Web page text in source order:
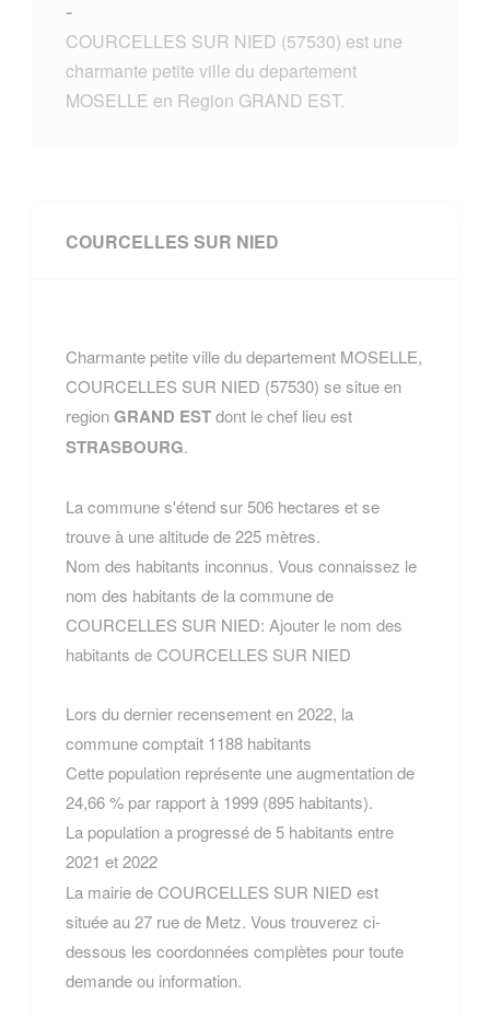
-
COURCELLES SUR NIED (57530) est une
charmante petite ville du departement
MOSELLE en Region GRAND EST.
COURCELLES SUR NIED
Charmante petite ville du departement MOSELLE,
COURCELLES SUR NIED (57530) se situe en
regionGRAND ESTdont le chef lieu est
STRASBOURG.
La commune s'étend sur 506 hectares et se
trouve à une altitude de 225 mètres.
Nom des habitants inconnus. Vous connaissez le
nom des habitants de la commune de
COURCELLES SUR NIED: Ajouter le nom des
habitants de COURCELLES SUR NIED
Lors du dernier recensement en 2022, la
commune comptait 1188 habitants
Cette population représente une augmentation de
24,66 % par rapport à 1999 (895 habitants).
La population a progressé de 5 habitants entre
2021 et 2022
La mairie de COURCELLES SUR NIED est
située au 27 rue de Metz. Vous trouverez ci-
dessous les coordonnées complètes pour toute
demande ou information.